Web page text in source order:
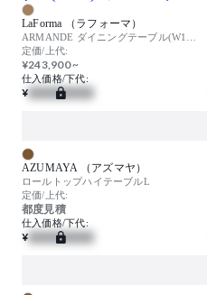
LaForma （ラフォーマ）
定価/上代:
¥243,900 ~
仕入価格/下代:
¥
AZUMAYA （アズマヤ）
ロールトップハイテーブルL
定価/上代:
都度見積
仕入価格/下代:
¥